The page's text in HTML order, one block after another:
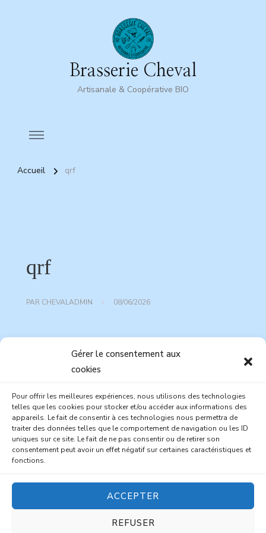
Gérer le consentement aux
cookies
Pour offrir les meilleures expériences, nous utilisons des technologies
telles que les cookies pour stocker et/ou accéder aux informations des
appareils. Le fait de consentir à ces technologies nous permettra de
traiter des données telles que le comportement de navigation ou les ID
uniques sur ce site. Le fait de ne pas consentir ou de retirer son
consentement peut avoir un effet négatif sur certaines caractéristiques et
fonctions.
ACCEPTER
REFUSER
Brasserie Cheval
Artisanale & Coopérative BIO
Accueil qrf
qrf
PAR CHEVALADMIN 08/06/2026